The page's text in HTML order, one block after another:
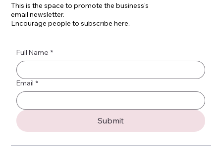
This is the space to promote the business's
email newsletter.
Encourage people to subscribe here.
Full Name *
Email *
Submit